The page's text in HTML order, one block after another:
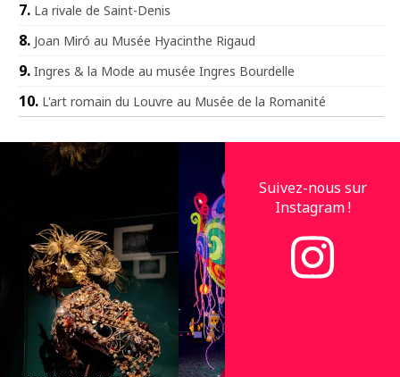
La rivale de Saint-Denis
Joan Miró au Musée Hyacinthe Rigaud
Ingres & la Mode au musée Ingres Bourdelle
L'art romain du Louvre au Musée de la Romanité
Suivez-nous sur
Instagram !